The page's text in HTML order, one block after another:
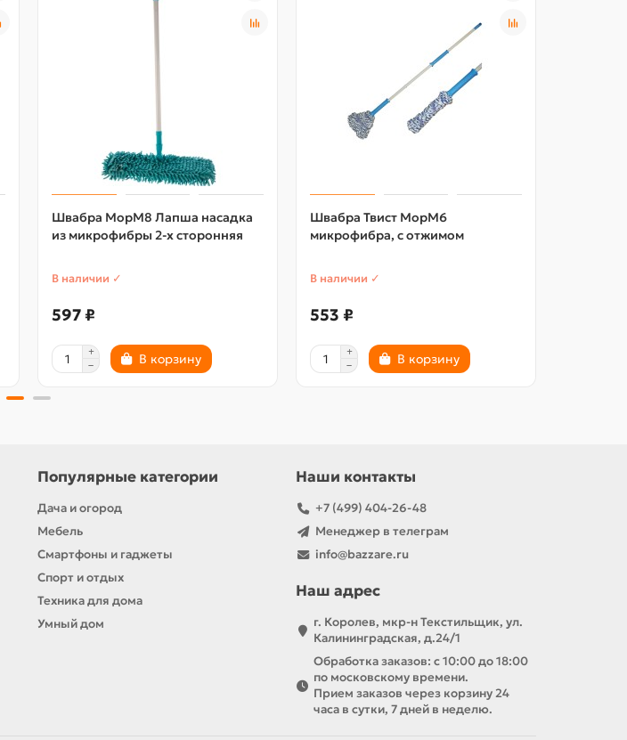
Швабра МорМ8 Лапша насадка
из микрофибры 2-х сторонняя
В наличии ✓
597 ₽
В корзину
Швабра Твист МорМ6
микрофибра, с отжимом
В наличии ✓
553 ₽
В корзину
Популярные категории
Дача и огород
Мебель
Смартфоны и гаджеты
Спорт и отдых
Техника для дома
Умный дом
Наши контакты
+7 (499) 404-26-48
Менеджер в телеграм
info@bazzare.ru
Наш адрес
г. Королев, мкр-н Текстильщик, ул.
Калининградская, д.24/1
Обработка заказов: с 10:00 до 18:00
по московскому времени.
Прием заказов через корзину 24
часа в сутки, 7 дней в неделю.